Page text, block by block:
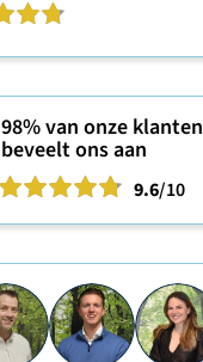
98%van onze klanten
beveelt ons aan
9.6/10